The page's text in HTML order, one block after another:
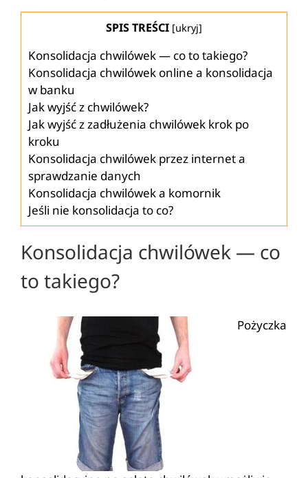
SPIS TREŚCI [ukryj]
Konsolidacja chwilówek — co to takiego?
Konsolidacja chwilówek online a konsolidacja
w banku
Jak wyjść z chwilówek?
Jak wyjść z zadłużenia chwilówek krok po
kroku
Konsolidacja chwilówek przez internet a
sprawdzanie danych
Konsolidacja chwilówek a komornik
Jeśli nie konsolidacja to co?
Konsolidacja chwilówek — co
to takiego?
Pożyczka